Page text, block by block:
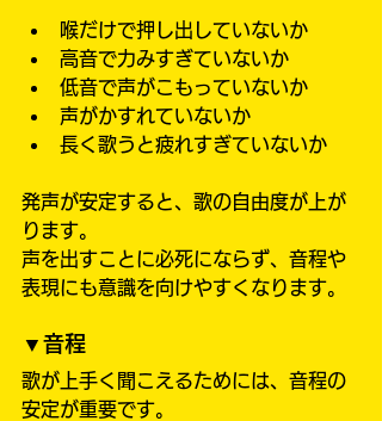
喉だけで押し出していないか
高音で力みすぎていないか
低音で声がこもっていないか
声がかすれていないか
長く歌うと疲れすぎていないか
発声が安定すると、歌の自由度が上が
ります。
声を出すことに必死にならず、音程や
表現にも意識を向けやすくなります。
▼音程
歌が上手く聞こえるためには、音程の
安定が重要です。